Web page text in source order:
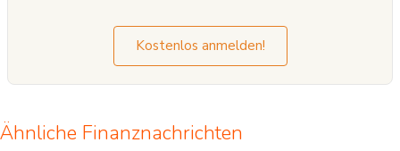
Kostenlos anmelden!
Ähnliche Finanznachrichten